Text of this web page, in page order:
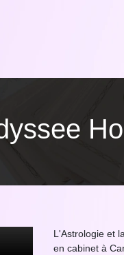
L'Astrologie et
en cabinet à